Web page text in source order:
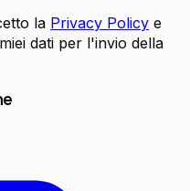
la Privacy Policy e
dati per l'invio della